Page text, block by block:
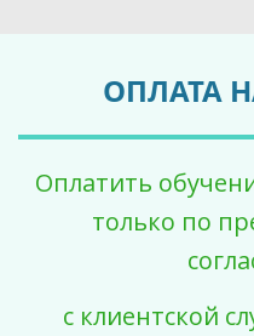
ОПЛАТА
Оплатить
только по
с клиентской